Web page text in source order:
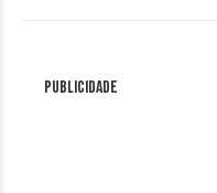
Publicidade